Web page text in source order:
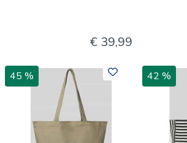
€ 39,99
45 % 42 %